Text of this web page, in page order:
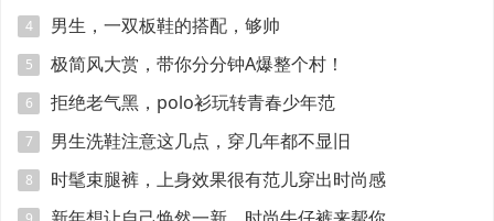
引眼球
4 男生，一双板鞋的搭配，够帅
5 极简风大赏，带你分分钟A爆整个村！
6 拒绝老气黑，polo衫玩转青春少年范
7 男生洗鞋注意这几点，穿几年都不显旧
8 时髦束腿裤，上身效果很有范儿穿出时尚感